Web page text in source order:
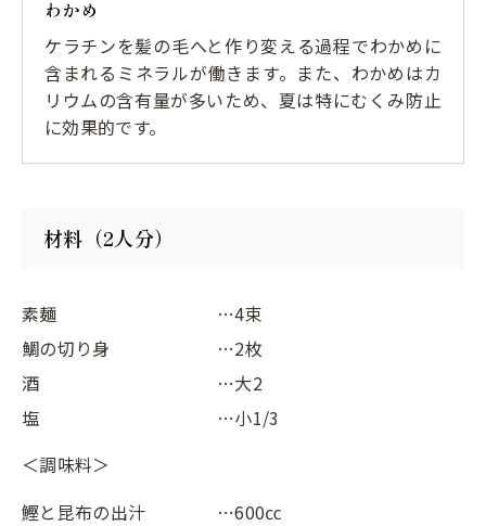
わかめ
ケラチンを髪の毛へと作り変える過程でわかめに
含まれるミネラルが働きます。また、わかめはカ
リウムの含有量が多いため、夏は特にむくみ防止
に効果的です。
材料（2人分）
素麺
…4束
鯛の切り身
…2枚
酒
…大2
塩
…小1/3
＜調味料＞
鰹と昆布の出汁
…600㏄